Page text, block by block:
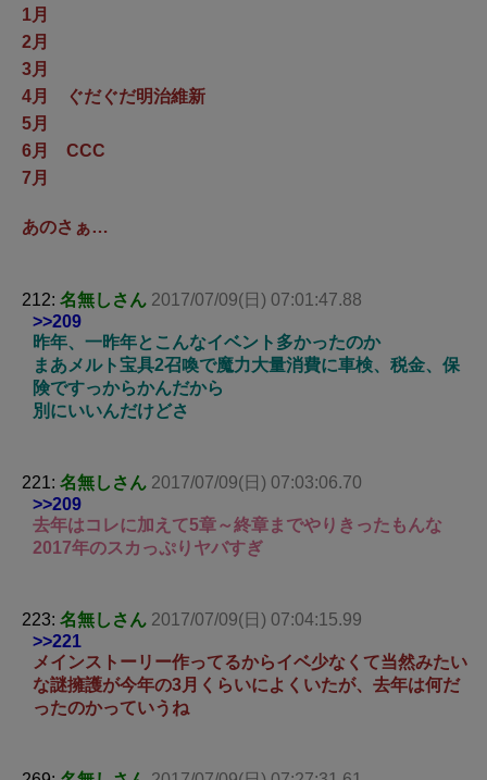
1月
2月
3月
4月 ぐだぐだ明治維新
5月
6月 CCC
7月
あのさぁ…
212: 名無しさん 2017/07/09(日) 07:01:47.88
>>209
昨年、一昨年とこんなイベント多かったのか
まあメルト宝具2召喚で魔力大量消費に車検、税金、保
険ですっからかんだから
別にいいんだけどさ
221: 名無しさん 2017/07/09(日) 07:03:06.70
>>209
去年はコレに加えて5章～終章までやりきったもんな
2017年のスカっぷりヤバすぎ
223: 名無しさん 2017/07/09(日) 07:04:15.99
>>221
メインストーリー作ってるからイベ少なくて当然みたい
な謎擁護が今年の3月くらいによくいたが、去年は何だ
ったのかっていうね